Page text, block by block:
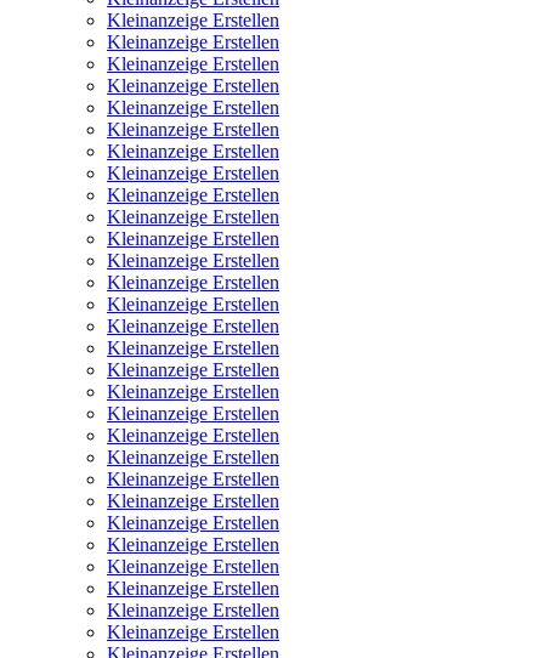
Kleinanzeige Erstellen
Kleinanzeige Erstellen
Kleinanzeige Erstellen
Kleinanzeige Erstellen
Kleinanzeige Erstellen
Kleinanzeige Erstellen
Kleinanzeige Erstellen
Kleinanzeige Erstellen
Kleinanzeige Erstellen
Kleinanzeige Erstellen
Kleinanzeige Erstellen
Kleinanzeige Erstellen
Kleinanzeige Erstellen
Kleinanzeige Erstellen
Kleinanzeige Erstellen
Kleinanzeige Erstellen
Kleinanzeige Erstellen
Kleinanzeige Erstellen
Kleinanzeige Erstellen
Kleinanzeige Erstellen
Kleinanzeige Erstellen
Kleinanzeige Erstellen
Kleinanzeige Erstellen
Kleinanzeige Erstellen
Kleinanzeige Erstellen
Kleinanzeige Erstellen
Kleinanzeige Erstellen
Kleinanzeige Erstellen
Kleinanzeige Erstellen
Kleinanzeige Erstellen